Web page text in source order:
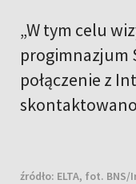
„W tym celu
progimnazjum
połączenie z
źródło: ELTA, fot.